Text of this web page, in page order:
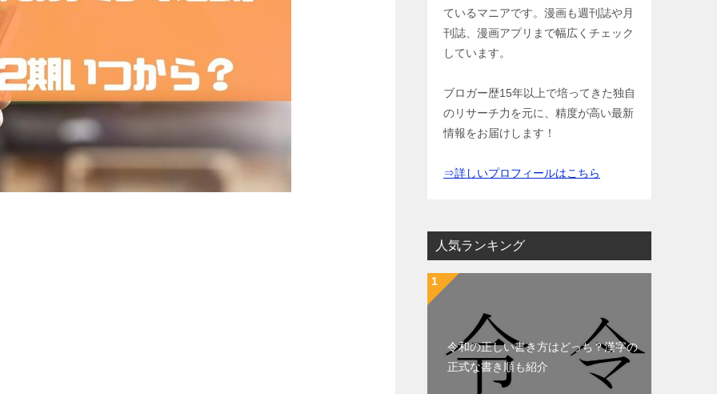
ているマニアです。漫画も週刊誌や月
刊誌、漫画アプリまで幅広くチェック
しています。
ブロガー歴15年以上で培ってきた独自
のリサーチ力を元に、精度が高い最新
情報をお届けします！
⇒詳しいプロフィールはこちら
人気ランキング
令和の正しい書き方はどっち？漢字の
正式な書き順も紹介